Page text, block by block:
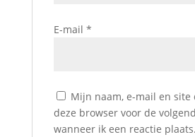
E-mail *
Mijn naam, e-mail en site
deze browser voor de
wanneer ik een reactie plaats.